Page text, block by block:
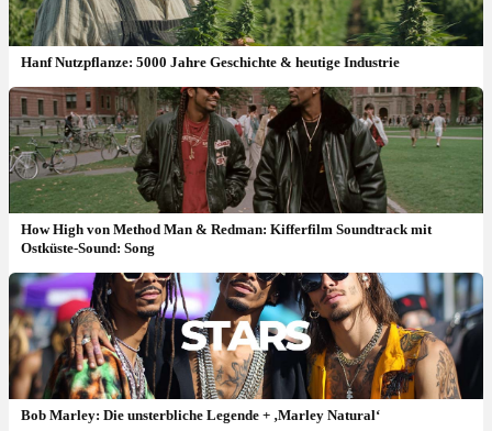
Hanf Nutzpflanze: 5000 Jahre Geschichte & heutige Industrie
How High von Method Man & Redman: Kifferfilm Soundtrack mit
Ostküste-Sound: Song
Bob Marley: Die unsterbliche Legende + ‚Marley Natural‘